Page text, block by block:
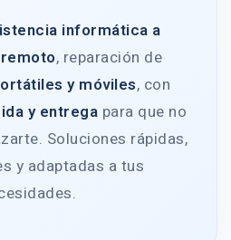
informática a
, reparación de
y móviles, con
y entrega para que no
Soluciones rápidas,
y adaptadas a tus